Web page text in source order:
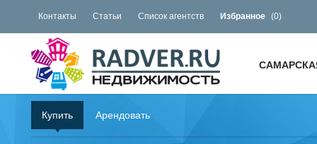
Контакты Статьи Список агентств Избранное (0)
Купить Арендовать